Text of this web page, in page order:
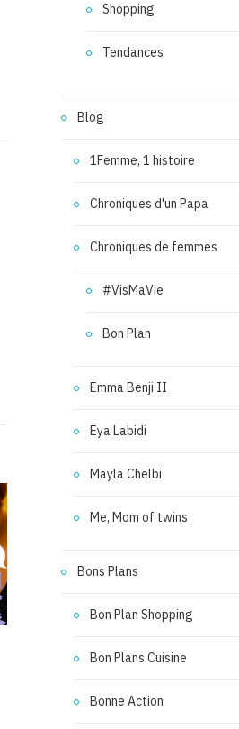
Shopping
Tendances
Blog
1Femme, 1 histoire
Chroniques d'un Papa
Chroniques de femmes
#VisMaVie
Bon Plan
Emma Benji II
Eya Labidi
Mayla Chelbi
Me, Mom of twins
Bons Plans
Bon Plan Shopping
Bon Plans Cuisine
Bonne Action